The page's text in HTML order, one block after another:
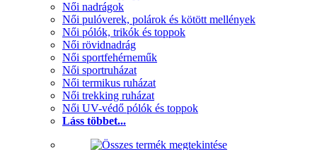
Női nadrágok
Női pulóverek, polárok és kötött mellények
Női pólók, trikók és toppok
Női rövidnadrág
Női sportfehérneműk
Női sportruházat
Női termikus ruházat
Női trekking ruházat
Női UV-védő pólók és toppok
Láss többet...